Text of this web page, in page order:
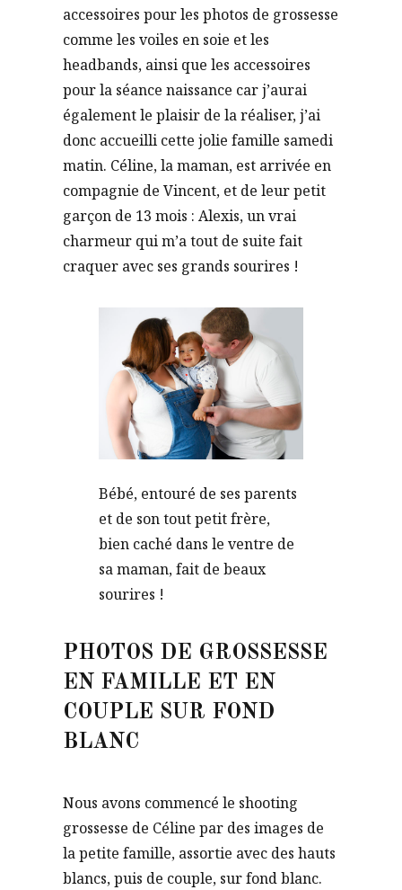
accessoires pour les photos de grossesse
comme les voiles en soie et les
headbands, ainsi que les accessoires
pour la séance naissance car j’aurai
également le plaisir de la réaliser, j’ai
donc accueilli cette jolie famille samedi
matin. Céline, la maman, est arrivée en
compagnie de Vincent, et de leur petit
garçon de 13 mois : Alexis, un vrai
charmeur qui m’a tout de suite fait
craquer avec ses grands sourires !
Bébé, entouré de ses parents
et de son tout petit frère,
bien caché dans le ventre de
sa maman, fait de beaux
sourires !
PHOTOS DE GROSSESSE
EN FAMILLE ET EN
COUPLE SUR FOND
BLANC
Nous avons commencé le shooting
grossesse de Céline par des images de
la petite famille, assortie avec des hauts
blancs, puis de couple, sur fond blanc.